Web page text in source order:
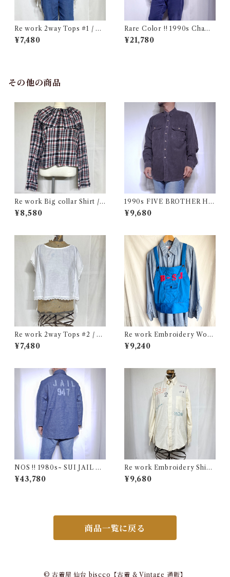
Re work 2way Tops #1 / リ
ワーク 2way トップス 古着
¥7,480
Rare Color !! 1990s Champ
ion Reverse Weave Charco
al Gray Size M / チャンピオ
¥21,780
その他の商品
Re work Big collar Shirt /
リワーク ビックカラー シャツ
古着
¥8,580
1990s FIVE BROTHER He
avy Flannel Shirt CHAMOI
S CLOTH Black USA / ファ
¥9,680
Re work 2way Tops #2 / リ
ワーク 2way トップス 古着
¥7,480
Re work Embroidery Work
Apron Vest / リワーク 刺繍
入り ワーク エプロン ベスト
¥9,240
NOS !! 1980s~ SUI JAIL De
nim Work Jacket with Stenc
il / USA 実物 デッドストック
¥43,780
Re work Embroidery Shirt
/ リワーク ハンド刺繍入り シ
ャツ 古着
¥9,680
商品一覧に戻る
© 古着屋 仙台 biscco【古着 & Vintage 通販】